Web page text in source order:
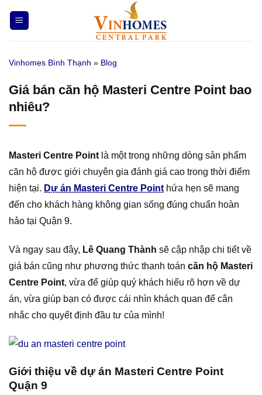
qua
nội
Vinhomes Bình Thạnh » Blog
Giá bán căn hộ Masteri Centre Point bao
nhiêu?
Masteri Centre Point là một trong những dòng sản phẩm
căn hộ được giới chuyên gia đánh giá cao trong thời điểm
hiện tại. Dự án Masteri Centre Point hứa hẹn sẽ mang
đến cho khách hàng không gian sống đúng chuẩn hoàn
hảo tại Quận 9.
Và ngay sau đây, Lê Quang Thành sẽ cập nhập chi tiết về
giá bán cũng như phương thức thanh toán căn hộ Masteri
Centre Point, vừa để giúp quý khách hiểu rõ hơn về dự
án, vừa giúp bạn có được cái nhìn khách quan để cân
nhắc cho quyết định đầu tư của mình!
Giới thiệu về dự án Masteri Centre Point
Quận 9